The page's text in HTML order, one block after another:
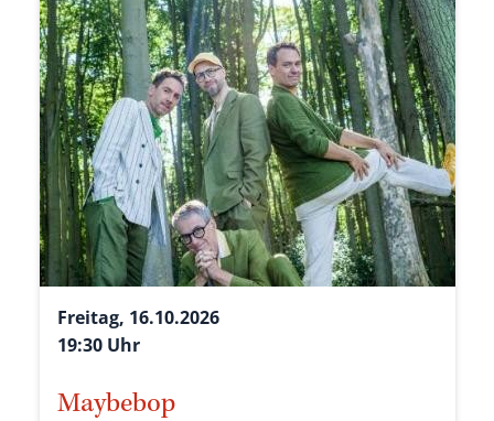
Freitag, 16.10.2026
19:30 Uhr
Maybebop